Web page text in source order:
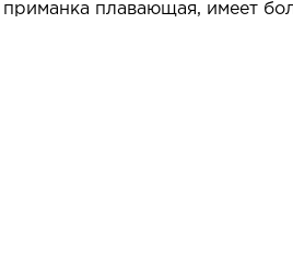
плавающая, имеет